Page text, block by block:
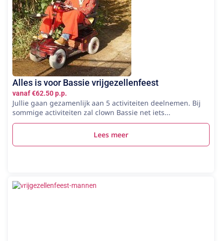
Alles is voor Bassie vrijgezellenfeest
vanaf €62.50 p.p.
Jullie gaan gezamenlijk aan 5 activiteiten deelnemen. Bij
sommige activiteiten zal clown Bassie net iets...
Lees meer